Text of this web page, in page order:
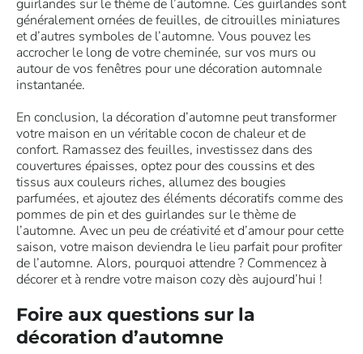
guirlandes sur le thème de l’automne. Ces guirlandes sont
généralement ornées de feuilles, de citrouilles miniatures
et d’autres symboles de l’automne. Vous pouvez les
accrocher le long de votre cheminée, sur vos murs ou
autour de vos fenêtres pour une décoration automnale
instantanée.
En conclusion, la décoration d’automne peut transformer
votre maison en un véritable cocon de chaleur et de
confort. Ramassez des feuilles, investissez dans des
couvertures épaisses, optez pour des coussins et des
tissus aux couleurs riches, allumez des bougies
parfumées, et ajoutez des éléments décoratifs comme des
pommes de pin et des guirlandes sur le thème de
l’automne. Avec un peu de créativité et d’amour pour cette
saison, votre maison deviendra le lieu parfait pour profiter
de l’automne. Alors, pourquoi attendre ? Commencez à
décorer et à rendre votre maison cozy dès aujourd’hui !
Foire aux questions sur la
décoration d’automne